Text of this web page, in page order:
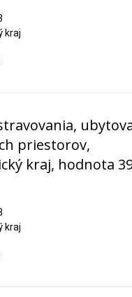
kraj
priestorov,
kraj, hodnota
kraj